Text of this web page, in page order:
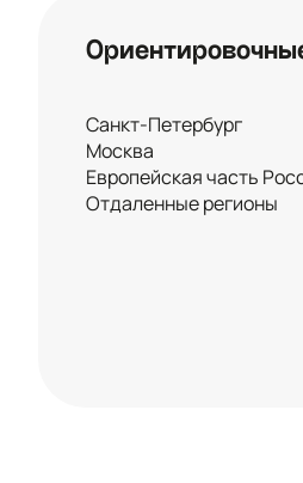
Санкт-Петербург
Москва
Европейская часть
Отдаленные регионы